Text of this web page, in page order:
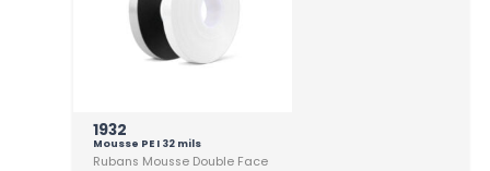
1932
Mousse PE I 32 mils
Rubans Mousse Double Face